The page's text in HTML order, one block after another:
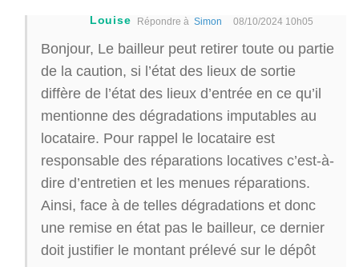
Louise Répondre àSimon 08/10/2024 10h05
Bonjour, Le bailleur peut retirer toute ou partie
de la caution, si l’état des lieux de sortie
diffère de l’état des lieux d’entrée en ce qu’il
mentionne des dégradations imputables au
locataire. Pour rappel le locataire est
responsable des réparations locatives c’est-à-
dire d’entretien et les menues réparations.
Ainsi, face à de telles dégradations et donc
une remise en état pas le bailleur, ce dernier
doit justifier le montant prélevé sur le dépôt